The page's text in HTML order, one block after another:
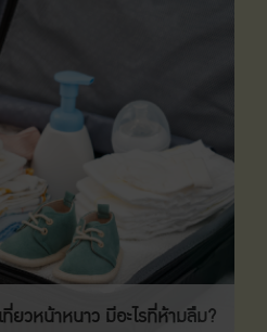
ยวหน้าหนาว มีอะไรที่ห้ามลืม?